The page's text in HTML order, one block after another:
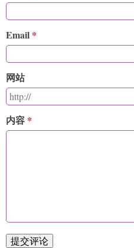
Email
网站
内容
提交评论